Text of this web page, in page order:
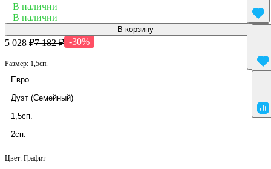
В наличии
В наличии
В корзину
5 028 ₽7 182 ₽ -30%
Размер: 1,5сп.
Евро
Дуэт (Семейный)
1,5сп.
2сп.
Цвет: Графит